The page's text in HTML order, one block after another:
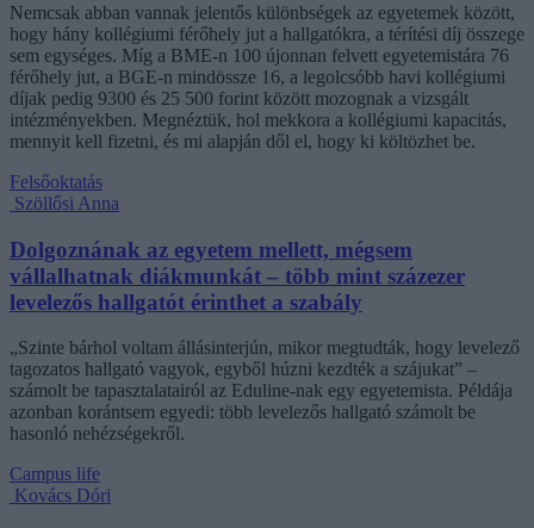
Nemcsak abban vannak jelentős különbségek az egyetemek között,
hogy hány kollégiumi férőhely jut a hallgatókra, a térítési díj összege
sem egységes. Míg a BME-n 100 újonnan felvett egyetemistára 76
férőhely jut, a BGE-n mindössze 16, a legolcsóbb havi kollégiumi
díjak pedig 9300 és 25 500 forint között mozognak a vizsgált
intézményekben. Megnéztük, hol mekkora a kollégiumi kapacitás,
mennyit kell fizetni, és mi alapján dől el, hogy ki költözhet be.
Felsőoktatás
Szöllősi Anna
Dolgoznának az egyetem mellett, mégsem
vállalhatnak diákmunkát – több mint százezer
levelezős hallgatót érinthet a szabály
„Szinte bárhol voltam állásinterjún, mikor megtudták, hogy levelező
tagozatos hallgató vagyok, egyből húzni kezdték a szájukat” –
számolt be tapasztalatairól az Eduline-nak egy egyetemista. Példája
azonban korántsem egyedi: több levelezős hallgató számolt be
hasonló nehézségekről.
Campus life
Kovács Dóri